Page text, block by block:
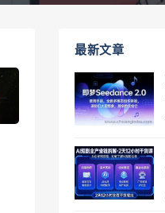
最新文章